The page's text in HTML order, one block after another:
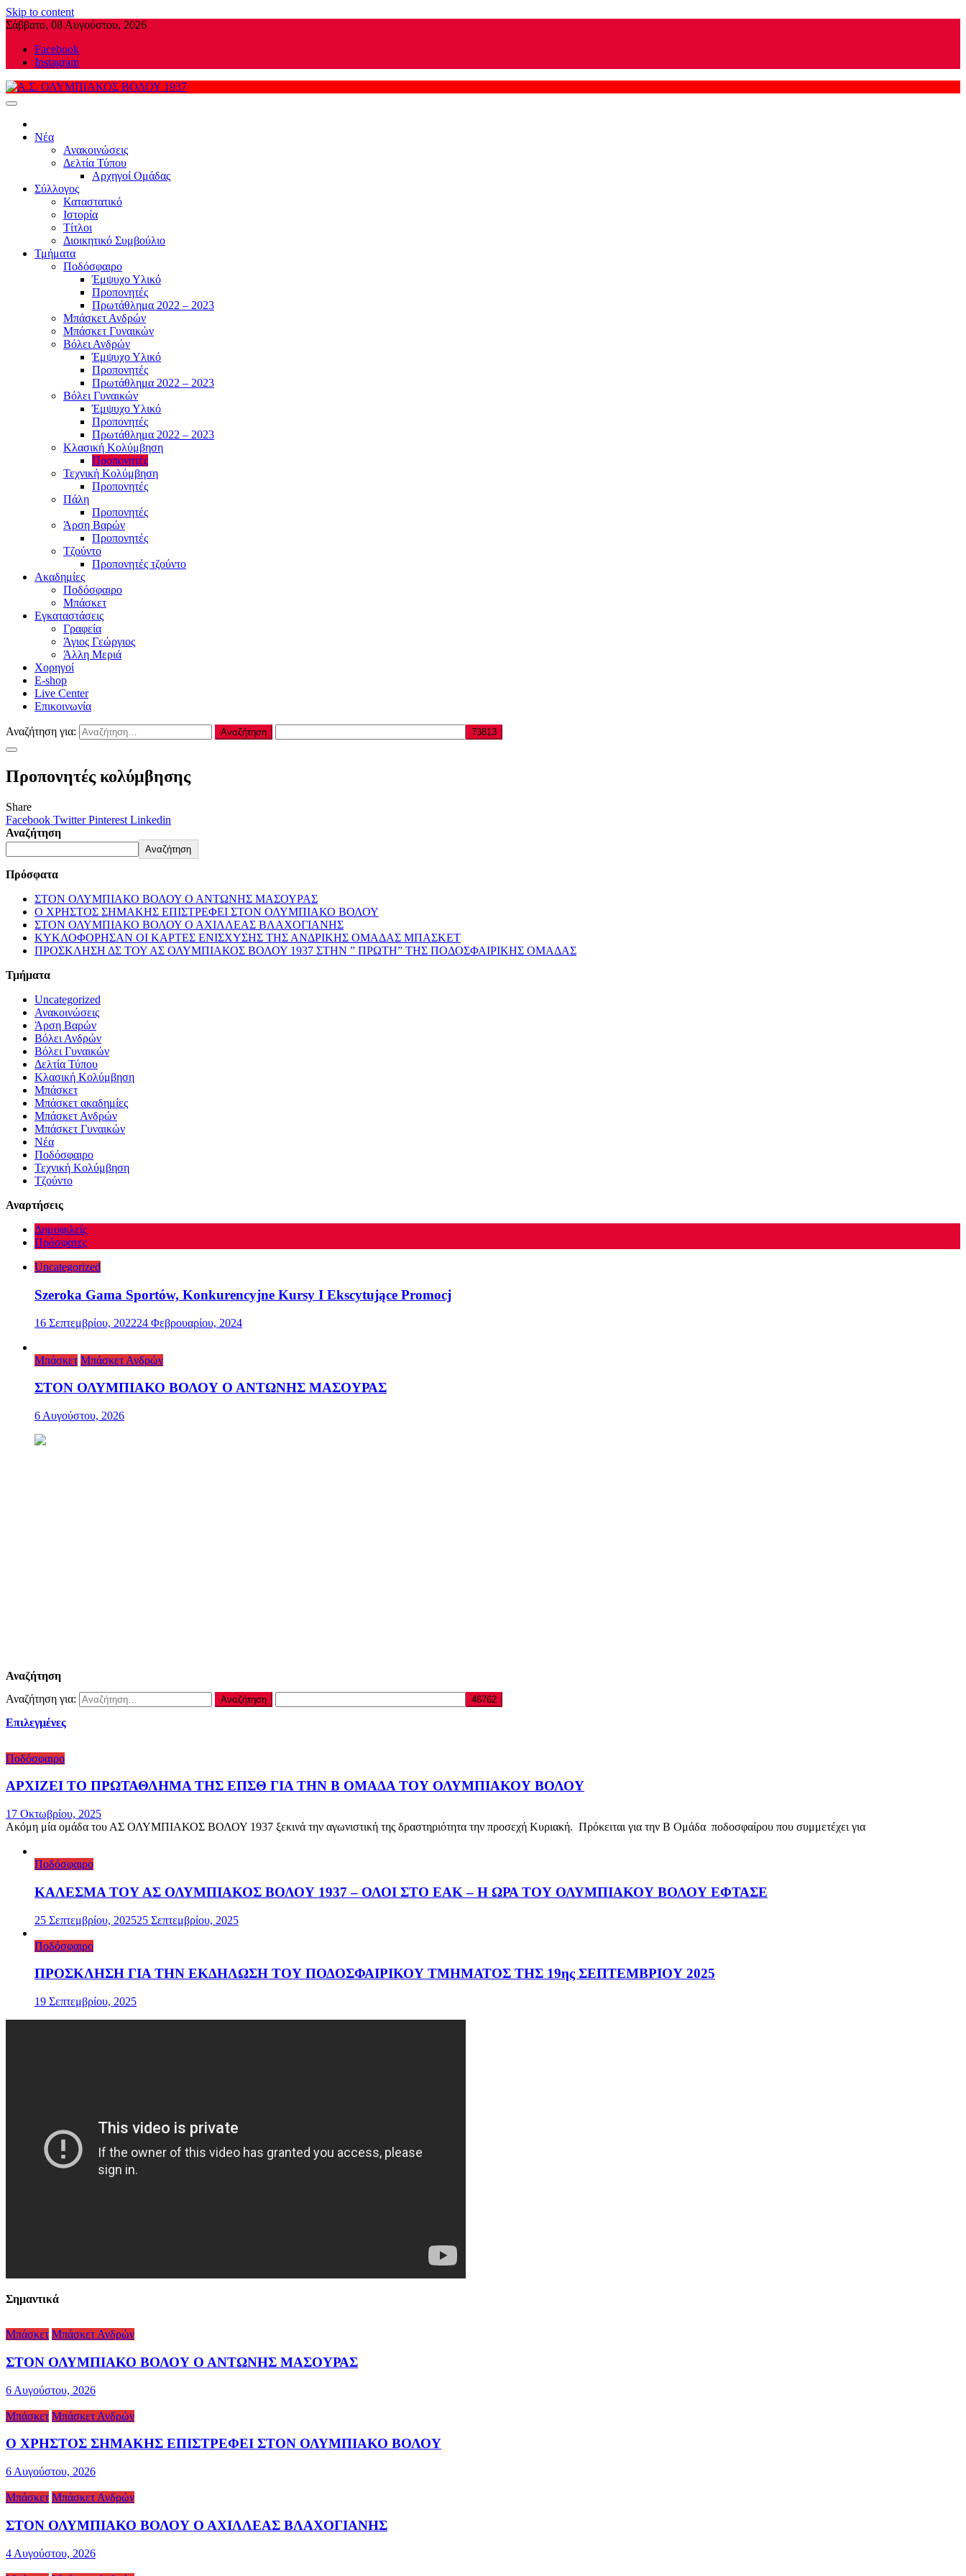
Skip to content
Σάββατο, 08 Αυγούστου, 2026
Facebook
Instagram
Νέα
Ανακοινώσεις
Δελτία Τύπου
Αρχηγοί Ομάδας
Σύλλογος
Καταστατικό
Ιστορία
Τίτλοι
Διοικητικό Συμβούλιο
Τμήματα
Ποδόσφαιρο
Έμψυχο Υλικό
Προπονητές
Πρωτάθλημα 2022 – 2023
Μπάσκετ Ανδρών
Μπάσκετ Γυναικών
Βόλει Ανδρών
Έμψυχο Υλικό
Προπονητές
Πρωτάθλημα 2022 – 2023
Βόλει Γυναικών
Έμψυχο Υλικό
Προπονητές
Πρωτάθλημα 2022 – 2023
Κλασική Κολύμβηση
Προπονητές
Τεχνική Κολύμβηση
Προπονητές
Πάλη
Προπονητές
Άρση Βαρών
Προπονητές
Τζούντο
Προπονητές τζούντο
Ακαδημίες
Ποδόσφαιρο
Μπάσκετ
Εγκαταστάσεις
Γραφεία
Άγιος Γεώργιος
Άλλη Μεριά
Χορηγοί
E-shop
Live Center
Επικοινωνία
Αναζήτηση για:
Προπονητές κολύμβησης
Share
Facebook TwitterPinterest Linkedin
Αναζήτηση
Αναζήτηση
Πρόσφατα
ΣΤΟΝ ΟΛΥΜΠΙΑΚΟ ΒΟΛΟΥ Ο ΑΝΤΩΝΗΣ ΜΑΣΟΥΡΑΣ
Ο ΧΡΗΣΤΟΣ ΣΗΜΑΚΗΣ ΕΠΙΣΤΡΕΦΕΙ ΣΤΟΝ ΟΛΥΜΠΙΑΚΟ ΒΟΛΟΥ
ΣΤΟΝ ΟΛΥΜΠΙΑΚΟ ΒΟΛΟΥ Ο ΑΧΙΛΛΕΑΣ ΒΛΑΧΟΓΙΑΝΗΣ
ΚΥΚΛΟΦΟΡΗΣΑΝ ΟΙ ΚΑΡΤΕΣ ΕΝΙΣΧΥΣΗΣ ΤΗΣ ΑΝΔΡΙΚΗΣ ΟΜΑΔΑΣ ΜΠΑΣΚΕΤ
ΠΡΟΣΚΛΗΣΗ ΔΣ ΤΟΥ ΑΣ ΟΛΥΜΠΙΑΚΟΣ ΒΟΛΟΥ 1937 ΣΤΗΝ ” ΠΡΩΤΗ” ΤΗΣ ΠΟΔΟΣΦΑΙΡΙΚΗΣ ΟΜΑΔΑΣ
Τμήματα
Uncategorized
Ανακοινώσεις
Άρση Βαρών
Βόλει Ανδρών
Βόλει Γυναικών
Δελτία Τύπου
Κλασική Κολύμβηση
Μπάσκετ
Μπάσκετ ακαδημίες
Μπάσκετ Ανδρών
Μπάσκετ Γυναικών
Νέα
Ποδόσφαιρο
Τεχνική Κολύμβηση
Τζούντο
Αναρτήσεις
Δημοφιλείς
Πρόσφατες
Uncategorized
Szeroka Gama Sportów, Konkurencyjne Kursy I Ekscytujące Promocj
16 Σεπτεμβρίου, 202224 Φεβρουαρίου, 2024
Μπάσκετ Μπάσκετ Ανδρών
ΣΤΟΝ ΟΛΥΜΠΙΑΚΟ ΒΟΛΟΥ Ο ΑΝΤΩΝΗΣ ΜΑΣΟΥΡΑΣ
6 Αυγούστου, 2026
Αναζήτηση
Αναζήτηση για:
Επιλεγμένες
Ποδόσφαιρο
ΑΡΧΙΖΕΙ ΤΟ ΠΡΩΤΑΘΛΗΜΑ ΤΗΣ ΕΠΣΘ ΓΙΑ ΤΗΝ Β ΟΜΑΔΑ ΤΟΥ ΟΛΥΜΠΙΑΚΟΥ ΒΟΛΟΥ
17 Οκτωβρίου, 2025
Ακόμη μία ομάδα του ΑΣ ΟΛΥΜΠΙΑΚΟΣ ΒΟΛΟΥ 1937 ξεκινά την αγωνιστική της δραστηριότητα την προσεχή Κυριακή. Πρόκειται για την Β Ομάδα ποδοσφαίρου που συμμετέχει για
Ποδόσφαιρο
ΚΑΛΕΣΜΑ ΤΟΥ ΑΣ ΟΛΥΜΠΙΑΚΟΣ ΒΟΛΟΥ 1937 – ΟΛΟΙ ΣΤΟ ΕΑΚ – Η ΩΡΑ ΤΟΥ ΟΛΥΜΠΙΑΚΟΥ ΒΟΛΟΥ ΕΦΤΑΣΕ
25 Σεπτεμβρίου, 202525 Σεπτεμβρίου, 2025
Ποδόσφαιρο
ΠΡΟΣΚΛΗΣΗ ΓΙΑ ΤΗΝ ΕΚΔΗΛΩΣΗ ΤΟΥ ΠΟΔΟΣΦΑΙΡΙΚΟΥ ΤΜΗΜΑΤΟΣ ΤΗΣ 19ης ΣΕΠΤΕΜΒΡΙΟΥ 2025
19 Σεπτεμβρίου, 2025
Σημαντικά
Μπάσκετ Μπάσκετ Ανδρών
ΣΤΟΝ ΟΛΥΜΠΙΑΚΟ ΒΟΛΟΥ Ο ΑΝΤΩΝΗΣ ΜΑΣΟΥΡΑΣ
6 Αυγούστου, 2026
Μπάσκετ Μπάσκετ Ανδρών
Ο ΧΡΗΣΤΟΣ ΣΗΜΑΚΗΣ ΕΠΙΣΤΡΕΦΕΙ ΣΤΟΝ ΟΛΥΜΠΙΑΚΟ ΒΟΛΟΥ
6 Αυγούστου, 2026
Μπάσκετ Μπάσκετ Ανδρών
ΣΤΟΝ ΟΛΥΜΠΙΑΚΟ ΒΟΛΟΥ Ο ΑΧΙΛΛΕΑΣ ΒΛΑΧΟΓΙΑΝΗΣ
4 Αυγούστου, 2026